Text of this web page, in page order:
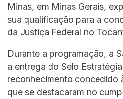
Minas, em Minas Gerais,
sua qualificação para a
da Justiça Federal no
Durante a programação, a
a entrega do Selo
reconhecimento concedido
que se destacaram no